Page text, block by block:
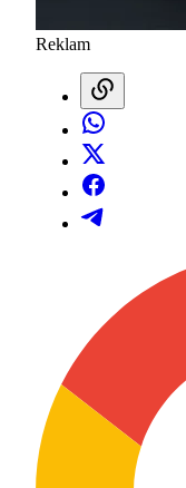
Reklam